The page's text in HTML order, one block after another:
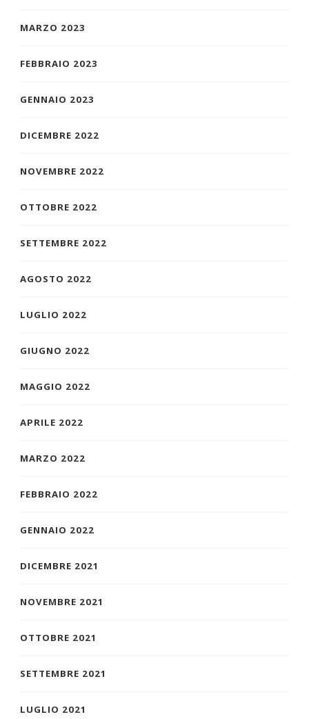
MARZO 2023
FEBBRAIO 2023
GENNAIO 2023
DICEMBRE 2022
NOVEMBRE 2022
OTTOBRE 2022
SETTEMBRE 2022
AGOSTO 2022
LUGLIO 2022
GIUGNO 2022
MAGGIO 2022
APRILE 2022
MARZO 2022
FEBBRAIO 2022
GENNAIO 2022
DICEMBRE 2021
NOVEMBRE 2021
OTTOBRE 2021
SETTEMBRE 2021
LUGLIO 2021